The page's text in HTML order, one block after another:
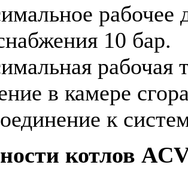
рабочее
10 бар.
рабочая
в камере
к
котлов